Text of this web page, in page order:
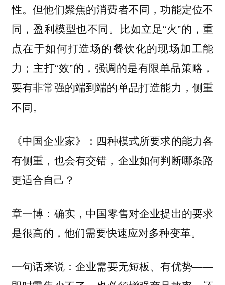
性。但他们聚焦的消费者不同，功能定位不
同，盈利模型也不同。比如立足“火”的，重
点在于如何打造场的餐饮化的现场加工能
力；主打“效”的，强调的是有限单品策略，
要有非常强的端到端的单品打造能力，侧重
不同。
《中国企业家》： 四种模式所要求的能力各
有侧重，也会有交错，企业如何判断哪条路
更适合自己？
章一博： 确实，中国零售对企业提出的要求
是很高的，他们需要快速应对多种变革。
一句话来说：企业需要无短板、有优势——